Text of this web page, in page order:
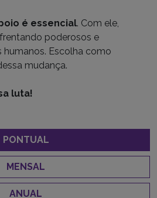
é essencial. Com ele,
poderosos e
Escolha como
mudança.
luta!
PONTUAL
MENSAL
ANUAL